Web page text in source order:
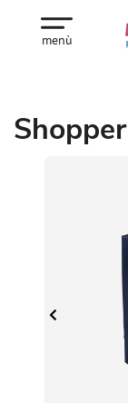
menù